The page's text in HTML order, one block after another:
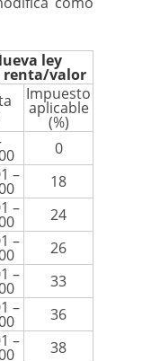
ley
renta/valor
Impuesto
aplicable
(%)
0
–
18
–
24
–
26
–
33
–
36
–
38